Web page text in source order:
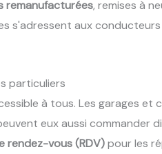
remanufacturées, remises à
s'adressent aux
particuliers
à tous. Les garages et
eux aussi commander
rendez-vous (RDV)pour les